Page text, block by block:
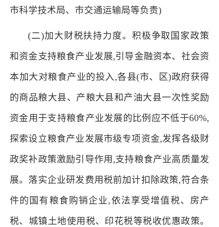
市科学技术局、市交通运输局等负责)
(二)加大财税扶持力度。积极争取国家政策
和资金支持粮食产业发展,引导金融资本、社会资
本加大对粮食产业的投入,各县(市、区)政府获得
的商品粮大县、产粮大县和产油大县一次性奖励
资金用于支持粮食产业发展的比例应不低于60%,
探索设立粮食产业发展市级专项资金,发挥各级财
政奖补政策激励引导作用,支持粮食产业高质量发
展。落实企业研发费用税前加计扣除政策,符合条
件的国有粮食购销企业,依法享受增值税、房产
税、城镇土地使用税、印花税等税收优惠政策。